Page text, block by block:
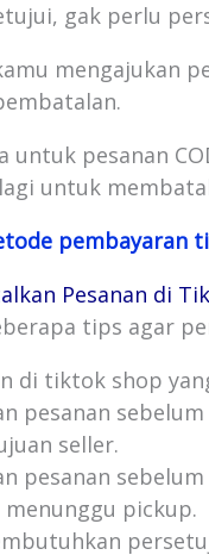
gak perlu
mengajukan
untuk pesanan
untuk
pembayaran
Pesanan di
tips agar
di tiktok shop
pesanan
seller.
pesanan
pickup.